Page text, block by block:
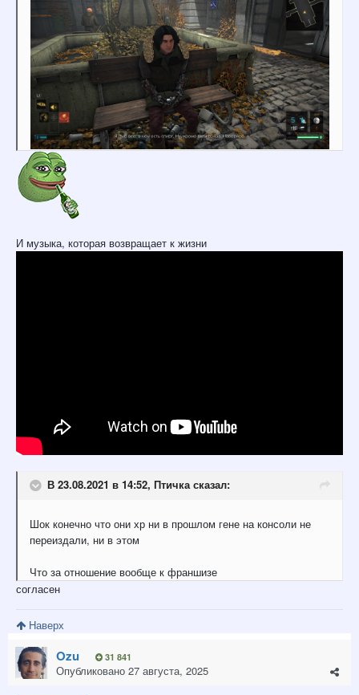
И музыка, которая возвращает к жизни
В 23.08.2021 в 14:52, Птичкасказал:
Шок конечно что они хр ни в прошлом гене на консоли не
переиздали, ни в этом
Что за отношение вообще к франшизе
согласен
Наверх
Ozu 31 841
Опубликовано 27 августа, 2025